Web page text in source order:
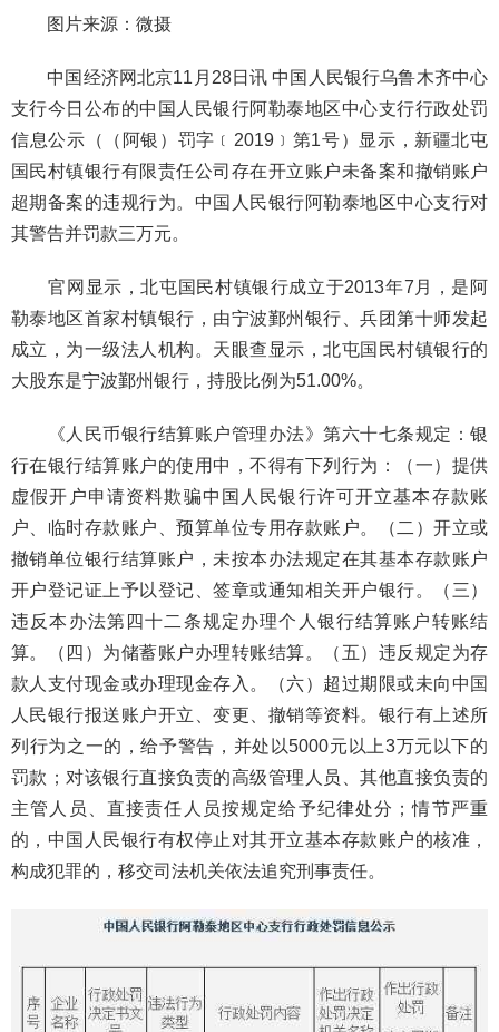
图片来源：微摄
中国经济网北京11月28日讯 中国人民银行乌鲁木齐中心
支行今日公布的中国人民银行阿勒泰地区中心支行行政处罚
信息公示（（阿银）罚字﹝2019﹞第1号）显示，新疆北屯
国民村镇银行有限责任公司存在开立账户未备案和撤销账户
超期备案的违规行为。中国人民银行阿勒泰地区中心支行对
其警告并罚款三万元。
官网显示，北屯国民村镇银行成立于2013年7月，是阿
勒泰地区首家村镇银行，由宁波鄞州银行、兵团第十师发起
成立，为一级法人机构。天眼查显示，北屯国民村镇银行的
大股东是宁波鄞州银行，持股比例为51.00%。
《人民币银行结算账户管理办法》第六十七条规定：银
行在银行结算账户的使用中，不得有下列行为：（一）提供
虚假开户申请资料欺骗中国人民银行许可开立基本存款账
户、临时存款账户、预算单位专用存款账户。（二）开立或
撤销单位银行结算账户，未按本办法规定在其基本存款账户
开户登记证上予以登记、签章或通知相关开户银行。（三）
违反本办法第四十二条规定办理个人银行结算账户转账结
算。（四）为储蓄账户办理转账结算。（五）违反规定为存
款人支付现金或办理现金存入。（六）超过期限或未向中国
人民银行报送账户开立、变更、撤销等资料。银行有上述所
列行为之一的，给予警告，并处以5000元以上3万元以下的
罚款；对该银行直接负责的高级管理人员、其他直接负责的
主管人员、直接责任人员按规定给予纪律处分；情节严重
的，中国人民银行有权停止对其开立基本存款账户的核准，
构成犯罪的，移交司法机关依法追究刑事责任。